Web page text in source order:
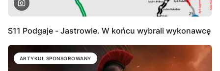
S11 Podgaje - Jastrowie. W końcu wybrali wykonawcę
ARTYKUŁ SPONSOROWANY